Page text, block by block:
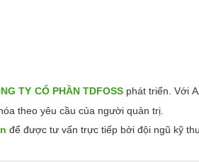
TY CỔ PHẦN TDFOSS phát triển. Với
theo yêu cầu của người quản trị.
để được tư vấn trực tiếp bởi đội ngũ kỹ